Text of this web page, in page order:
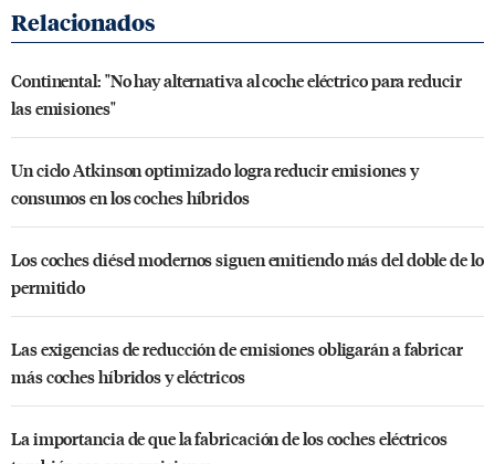
Continental: "No hay alternativa al coche eléctrico para reducir
las emisiones"
Un ciclo Atkinson optimizado logra reducir emisiones y
consumos en los coches híbridos
Los coches diésel modernos siguen emitiendo más del doble de lo
permitido
Las exigencias de reducción de emisiones obligarán a fabricar
más coches híbridos y eléctricos
La importancia de que la fabricación de los coches eléctricos